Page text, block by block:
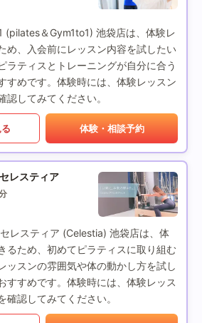
(pilates＆Gym1to1) 池袋店は、体験レ
め、入会前にレッスン内容を試したい
ラティスとトレーニングが自分に合う
すめです。体験時には、体験レッスン
してみてください。
体験・相談予約
レスティア
レスティア (Celestia) 池袋店は、体
るため、初めてピラティスに取り組む
ッスンの雰囲気や体の動かし方を試し
すすめです。体験時には、体験レッス
確認してみてください。